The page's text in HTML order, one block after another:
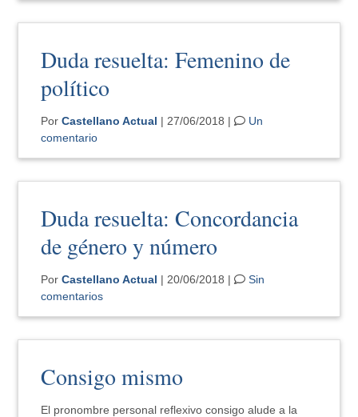
Duda resuelta: Femenino de
político
PorCastellano Actual | 27/06/2018 |
Un
comentario
Duda resuelta: Concordancia
de género y número
PorCastellano Actual | 20/06/2018 |
Sin
comentarios
Consigo mismo
El pronombre personal reflexivo consigo alude a la